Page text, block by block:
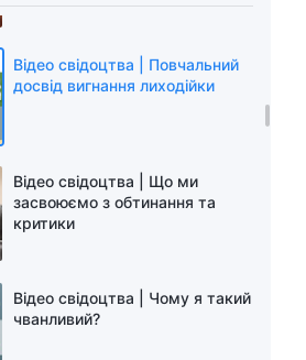
Відео свідоцтва | Повчальний
досвід вигнання лиходійки
Відео свідоцтва | Що ми
засвоюємо з обтинання та
критики
Відео свідоцтва | Чому я такий
чванливий?